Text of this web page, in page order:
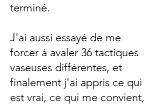
terminé.
J'ai aussi essayé de me
forcer à avaler 36 tactiques
vaseuses différentes, et
finalement j'ai appris ce qui
est vrai, ce qui me convient,